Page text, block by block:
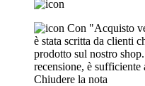
Con "Acquisto
è stata scritta da clienti
prodotto sul nostro
recensione, è sufficiente
Chiudere la nota